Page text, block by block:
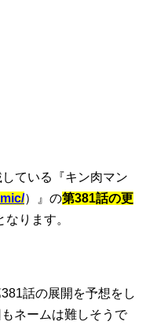
ている『キン肉マン
）』の第381話の更
なります。
話の展開を予想をし
ネームは難しそうで